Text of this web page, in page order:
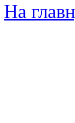
На